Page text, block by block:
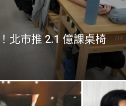
北市推 2.1 億課桌椅